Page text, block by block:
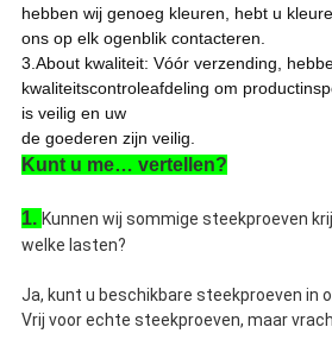
hebben wij genoeg kleuren, hebt u
ons op elk ogenblik contacteren.
3.About kwaliteit: Vóór verzending,
kwaliteitscontroleafdeling om
is veilig en uw
de goederen zijn veilig.
Kunt u me… vertellen?
1. Kunnen wij sommige steekproeven
welke lasten?
Ja, kunt u beschikbare steekproeven in
Vrij voor echte steekproeven, maar